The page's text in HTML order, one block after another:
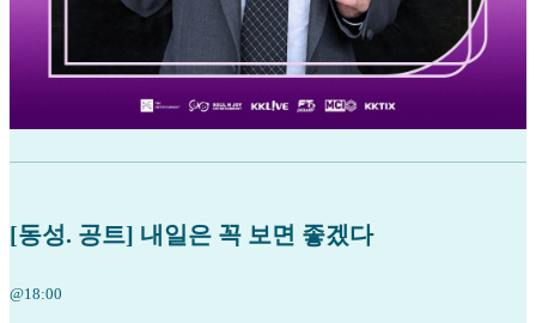
[동성. 공트] 내일은 꼭 보면 좋겠다
@18:00